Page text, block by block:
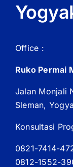
Office :
Ruko Permai
Jalan Monjali
Sleman,
Konsultasi
0821-7414-
0812-1552-